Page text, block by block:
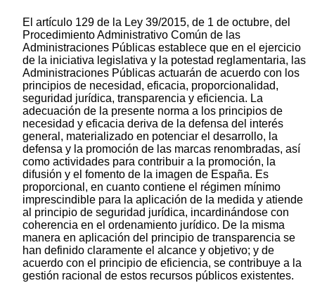
El artículo 129 de la Ley 39/2015, de 1 de octubre, del
Procedimiento Administrativo Común de las
Administraciones Públicas establece que en el ejercicio
de la iniciativa legislativa y la potestad reglamentaria, las
Administraciones Públicas actuarán de acuerdo con los
principios de necesidad, eficacia, proporcionalidad,
seguridad jurídica, transparencia y eficiencia. La
adecuación de la presente norma a los principios de
necesidad y eficacia deriva de la defensa del interés
general, materializado en potenciar el desarrollo, la
defensa y la promoción de las marcas renombradas, así
como actividades para contribuir a la promoción, la
difusión y el fomento de la imagen de España. Es
proporcional, en cuanto contiene el régimen mínimo
imprescindible para la aplicación de la medida y atiende
al principio de seguridad jurídica, incardinándose con
coherencia en el ordenamiento jurídico. De la misma
manera en aplicación del principio de transparencia se
han definido claramente el alcance y objetivo; y de
acuerdo con el principio de eficiencia, se contribuye a la
gestión racional de estos recursos públicos existentes.